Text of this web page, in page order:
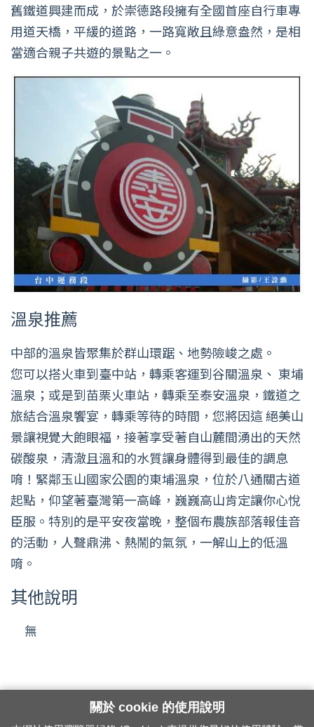
舊鐵道興建而成，於崇德路段擁有全國首座自行車專
用道天橋，平緩的道路，一路寬敞且綠意盎然，是相
當適合親子共遊的景點之一。
溫泉推薦
中部的溫泉皆聚集於群山環踞、地勢險峻之處。
您可以搭火車到臺中站，轉乘客運到谷關溫泉、 東埔
溫泉；或是到苗栗火車站，轉乘至泰安溫泉，鐵道之
旅結合溫泉饗宴，轉乘等待的時間，您將因這 絕美山
景讓視覺大飽眼福，接著享受著自山麓間湧出的天然
碳酸泉，清澈且溫和的水質讓身體得到最佳的調息
唷！緊鄰玉山國家公園的東埔溫泉，位於八通關古道
起點，仰望著臺灣第一高峰，巍巍高山肯定讓你心悅
臣服。特別的是平安夜當晚，整個布農族部落報佳音
的活動，人聲鼎沸、熱鬧的氣氛，一解山上的低溫
唷。
其他說明
無
關於 cookie 的使用說明